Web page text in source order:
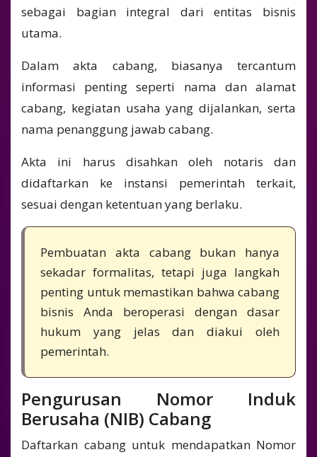
sebagai bagian integral dari entitas bisnis
utama.
Dalam akta cabang, biasanya tercantum
informasi penting seperti nama dan alamat
cabang, kegiatan usaha yang dijalankan, serta
nama penanggung jawab cabang.
Akta ini harus disahkan oleh notaris dan
didaftarkan ke instansi pemerintah terkait,
sesuai dengan ketentuan yang berlaku.
Pembuatan akta cabang bukan hanya
sekadar formalitas, tetapi juga langkah
penting untuk memastikan bahwa cabang
bisnis Anda beroperasi dengan dasar
hukum yang jelas dan diakui oleh
pemerintah.
Pengurusan Nomor Induk
Berusaha (NIB) Cabang
Daftarkan cabang untuk mendapatkan Nomor